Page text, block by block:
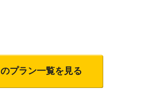
のプラン一覧を見る